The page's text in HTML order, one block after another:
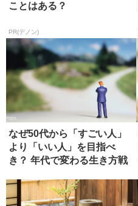
ことはある？
PR(デノン)
なぜ50代から「すごい人」
より「いい人」を目指べ
き？ 年代で変わる生き方戦